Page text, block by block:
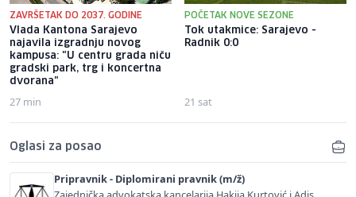
ZAVRŠETAK DO 2037. GODINE
Vlada Kantona Sarajevo
najavila izgradnju novog
kampusa: "U centru grada niču
gradski park, trg i koncertna
dvorana"
27 min
POČETAK NOVE SEZONE
Tok utakmice: Sarajevo -
Radnik 0:0
21 sat
Oglasi za posao
Pripravnik - Diplomirani pravnik (m/ž)